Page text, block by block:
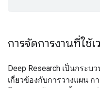
การจัดการงานที่ใช้
Deep Research เป็นกระ
เกี่ยวข้องกับการวางแผน